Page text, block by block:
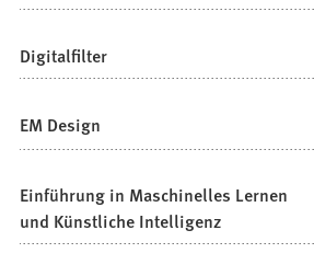
Digitalfilter
EM Design
Einführung in Maschinelles Lernen
und Künstliche Intelligenz